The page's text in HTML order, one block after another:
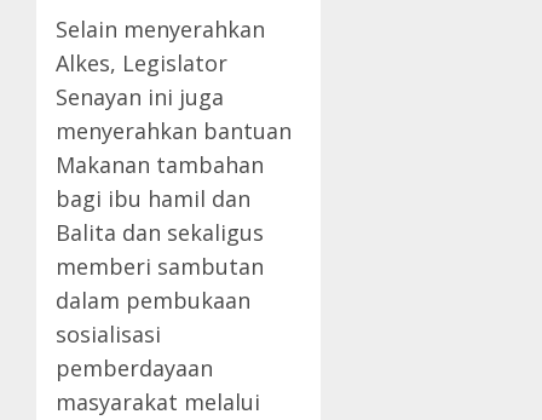
Selain menyerahkan
Alkes, Legislator
Senayan ini juga
menyerahkan bantuan
Makanan tambahan
bagi ibu hamil dan
Balita dan sekaligus
memberi sambutan
dalam pembukaan
sosialisasi
pemberdayaan
masyarakat melalui